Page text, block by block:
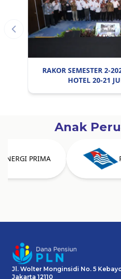
RAKOR SEMESTER 2-
HOTEL 20-21
Previous slide
Anak
PRIMA PT
Jl. Wolter Monginsidi No. 5
Jakarta 12110